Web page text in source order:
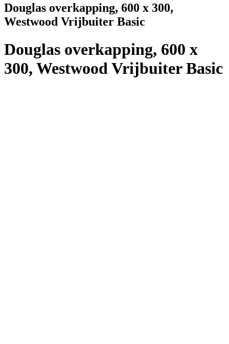
Douglas overkapping, 600 x 300,
Westwood Vrijbuiter Basic
Douglas overkapping, 600 x
300, Westwood Vrijbuiter Basic